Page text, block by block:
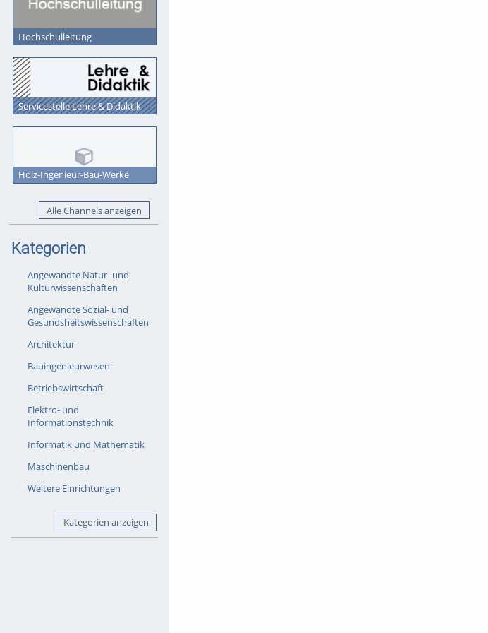
Hochschulleitung
Servicestelle Lehre & Didaktik
Holz-Ingenieur-Bau-Werke
Alle Channels anzeigen
Kategorien
Angewandte Natur- und
Kulturwissenschaften
Angewandte Sozial- und
Gesundsheitswissenschaften
Architektur
Bauingenieurwesen
Betriebswirtschaft
Elektro- und
Informationstechnik
Informatik und Mathematik
Maschinenbau
Weitere Einrichtungen
Kategorien anzeigen